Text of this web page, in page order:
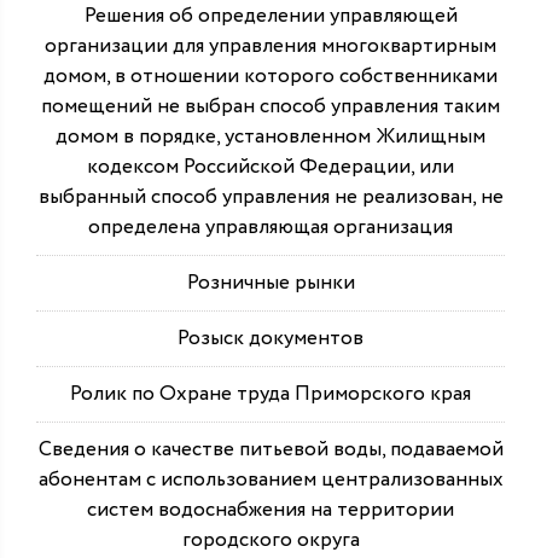
Решения об определении управляющей
организации для управления многоквартирным
домом, в отношении которого собственниками
помещений не выбран способ управления таким
домом в порядке, установленном Жилищным
кодексом Российской Федерации, или
выбранный способ управления не реализован, не
определена управляющая организация
Розничные рынки
Розыск документов
Ролик по Охране труда Приморского края
Сведения о качестве питьевой воды, подаваемой
абонентам с использованием централизованных
систем водоснабжения на территории
городского округа